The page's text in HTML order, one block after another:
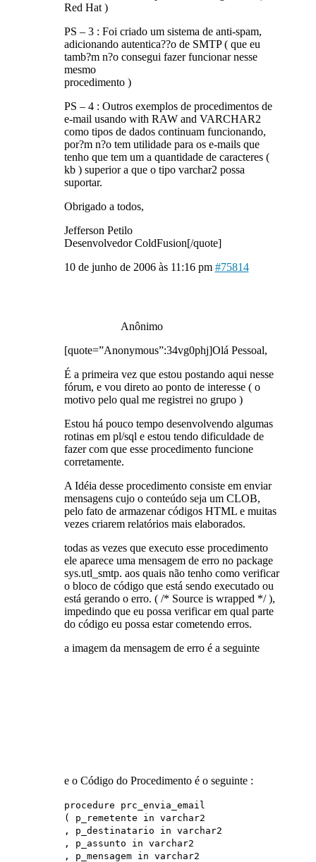
Red Hat )
PS – 3 : Foi criado um sistema de anti-spam,
adicionando autentica??o de SMTP ( que eu
tamb?m n?o consegui fazer funcionar nesse
mesmo
procedimento )
PS – 4 : Outros exemplos de procedimentos de
e-mail usando with RAW and VARCHAR2
como tipos de dados continuam funcionando,
por?m n?o tem utilidade para os e-mails que
tenho que tem um a quantidade de caracteres (
kb ) superior a que o tipo varchar2 possa
suportar.
Obrigado a todos,
Jefferson Petilo
Desenvolvedor ColdFusion[/quote]
10 de junho de 2006 às 11:16 pm #75814
Anônimo
[quote=”Anonymous”:34vg0phj]Olá Pessoal,
É a primeira vez que estou postando aqui nesse
fórum, e vou direto ao ponto de interesse ( o
motivo pelo qual me registrei no grupo )
Estou há pouco tempo desenvolvendo algumas
rotinas em pl/sql e estou tendo dificuldade de
fazer com que esse procedimento funcione
corretamente.
A Idéia desse procedimento consiste em enviar
mensagens cujo o conteúdo seja um CLOB,
pelo fato de armazenar códigos HTML e muitas
vezes criarem relatórios mais elaborados.
todas as vezes que executo esse procedimento
ele aparece uma mensagem de erro no package
sys.utl_smtp. aos quais não tenho como verificar
o bloco de código que está sendo executado ou
está gerando o erro. ( /* Source is wrapped */ ),
impedindo que eu possa verificar em qual parte
do código eu possa estar cometendo erros.
a imagem da mensagem de erro é a seguinte
e o Código do Procedimento é o seguinte :
procedure prc_envia_email
( p_remetente in varchar2
, p_destinatario in varchar2
, p_assunto in varchar2
, p_mensagem in varchar2